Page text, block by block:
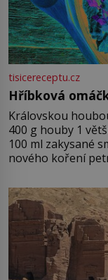
tisicereceptu.cz
Hříbková
Královskou houbou
400 g houby 1
100 ml zakysané
nového koření